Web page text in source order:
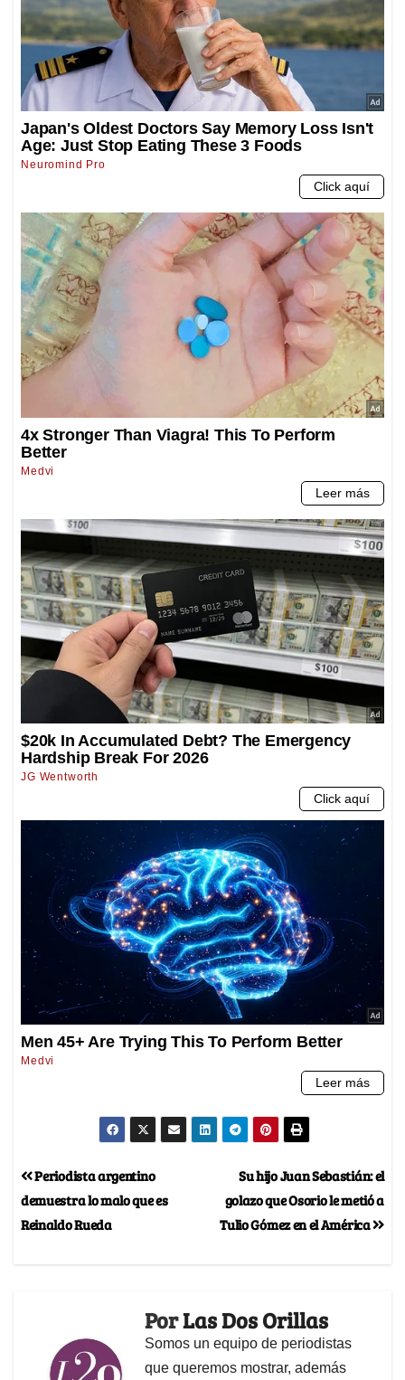
Su hijo Juan Sebastián: el
golazo que Osorio le metió a
Tulio Gómez en el América
Periodista argentino
demuestra lo malo que es
Reinaldo Rueda
PorLas Dos Orillas
Somos un equipo de periodistas
que queremos mostrar, además